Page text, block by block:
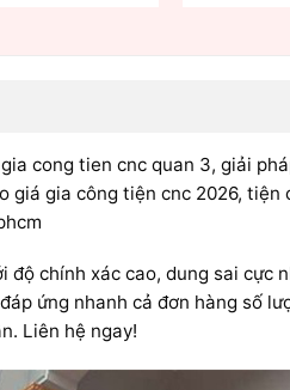
cong tien cnc quan 3, giải
giá gia công tiện cnc 2026,
độ chính xác cao, dung sai
ứng nhanh cả đơn hàng số
Liên hệ ngay!